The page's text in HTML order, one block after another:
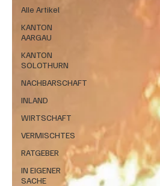
Alle Artikel
KANTON
AARGAU
KANTON
SOLOTHURN
NACHBARSCHAFT
INLAND
WIRTSCHAFT
VERMISCHTES
RATGEBER
IN EIGENER
SACHE